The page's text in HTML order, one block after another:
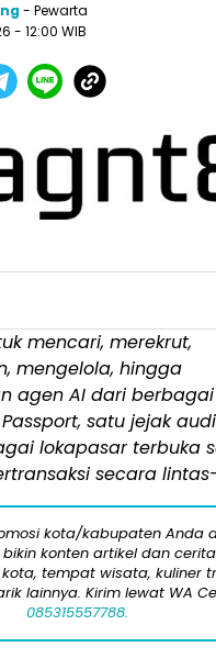
- Pewarta
- 12:00 WIB
mencari, merekrut,
mengelola, hingga
agen AI dari
satu jejak
lokapasar terbuka
secara
kota/kabupaten Anda
konten artikel dan
tempat wisata, kuliner
lainnya. Kirim lewat WA
085315557788.